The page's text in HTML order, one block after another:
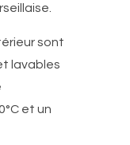
sont
lavables
et un